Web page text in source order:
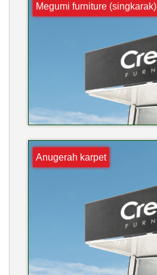
Megumi furniture (singkarak)
Anugerah karpet